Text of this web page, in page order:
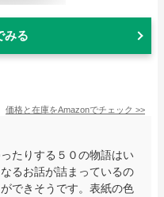
みる
価格と在庫をAmazonでチェック >>
たりする５０の物語はい
るお話が詰まっているの
できそうです。表紙の色